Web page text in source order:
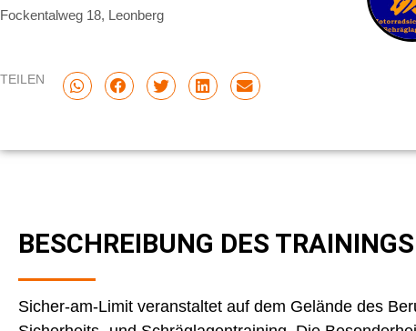
Fockentalweg 18, Leonberg
TEILEN
BESCHREIBUNG DES TRAININGS
Sicher-am-Limit veranstaltet auf dem Gelände des